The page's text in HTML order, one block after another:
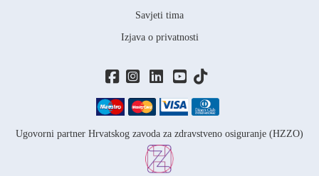
Ugovorni partner Hrvatskog zavoda za zdravstveno osiguranje (HZZO)
Savjeti tima
Izjava o privatnosti